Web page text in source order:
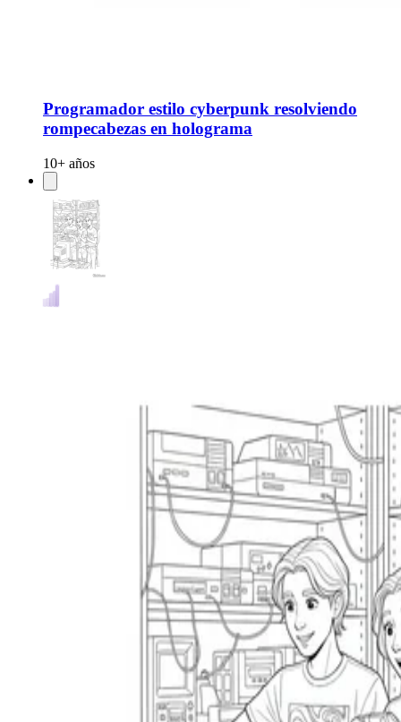
Programador estilo cyberpunk resolviendo
rompecabezas en holograma
10+ años